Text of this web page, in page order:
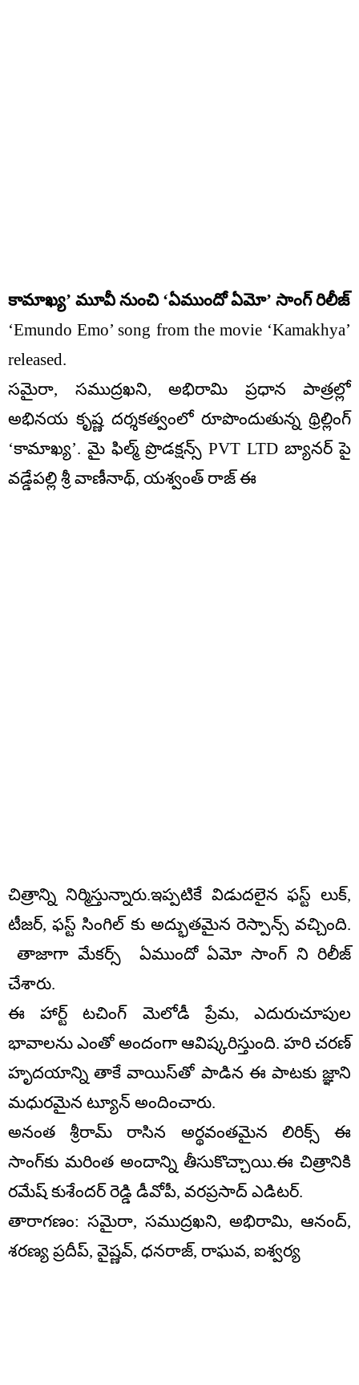
కామాఖ్య’ మూవీ నుంచి ‘ఏముందో ఏమో’ సాంగ్ రిలీజ్
‘Emundo Emo’ song from the movie ‘Kamakhya’
released.
సమైరా, సముద్రఖని, అభిరామి ప్రధాన పాత్రల్లో
అభినయ కృష్ణ దర్శకత్వంలో రూపొందుతున్న థ్రిల్లింగ్
‘కామాఖ్య’. మై ఫిల్మ్ ప్రొడక్షన్స్ PVT LTD బ్యానర్ పై
వడ్డేపల్లి శ్రీ వాణీనాథ్, యశ్వంత్ రాజ్ ఈ
చిత్రాన్ని నిర్మిస్తున్నారు.ఇప్పటికే విడుదలైన ఫస్ట్ లుక్,
టీజర్, ఫస్ట్ సింగిల్ కు అద్భుతమైన రెస్పాన్స్ వచ్చింది.
తాజాగా మేకర్స్ ఏముందో ఏమో సాంగ్ ని రిలీజ్
చేశారు.
ఈ హార్ట్ టచింగ్ మెలోడీ ప్రేమ, ఎదురుచూపుల
భావాలను ఎంతో అందంగా ఆవిష్కరిస్తుంది. హరి చరణ్
హృదయాన్ని తాకే వాయిస్‌తో పాడిన ఈ పాటకు జ్ఞాని
మధురమైన ట్యూన్ అందించారు.
అనంత శ్రీరామ్ రాసిన అర్థవంతమైన లిరిక్స్ ఈ
సాంగ్‌కు మరింత అందాన్ని తీసుకొచ్చాయి.ఈ చిత్రానికి
రమేష్ కుశేందర్ రెడ్డి డీవోపీ, వరప్రసాద్ ఎడిటర్.
తారాగణం: సమైరా, సముద్రఖని, అభిరామి, ఆనంద్,
శరణ్య ప్రదీప్, వైష్ణవ్, ధనరాజ్, రాఘవ, ఐశ్వర్య